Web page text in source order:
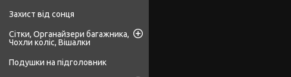
Захист від сонця
Сітки, Органайзери багажника,
Чохли коліс, Вішалки
Подушки на підголовник